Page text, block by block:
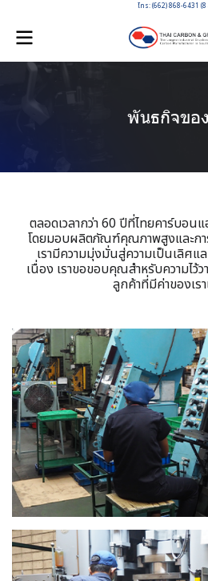
โทร: (662) 868-6431 (8
พันธกิจของ
ตลอดเวลากว่า 60 ปีที่ไทยคาร์บอน
โดยมอบผลิตภัณฑ์คุณภาพสูงและกา
เรามีความมุ่งมั่นสู่ความเป็นเลิศแ
เนื่อง เราขอขอบคุณสำหรับความไว้
ลูกค้าที่มีค่าของเร